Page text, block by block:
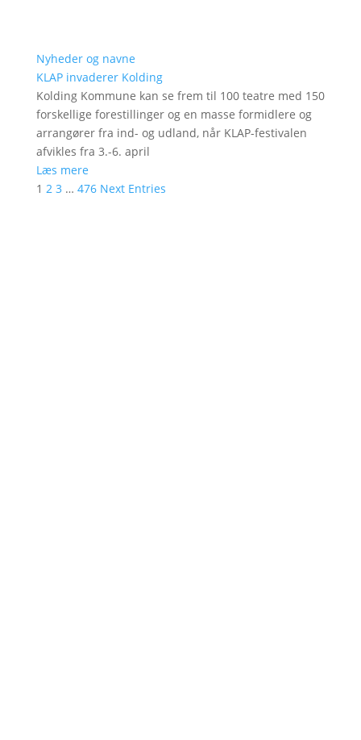
Nyheder og navne
KLAP invaderer Kolding
Kolding Kommune kan se frem til 100 teatre med 150
forskellige forestillinger og en masse formidlere og
arrangører fra ind- og udland, når KLAP-festivalen
afvikles fra 3.-6. april
Læs mere
1 2 3 … 476 Next Entries